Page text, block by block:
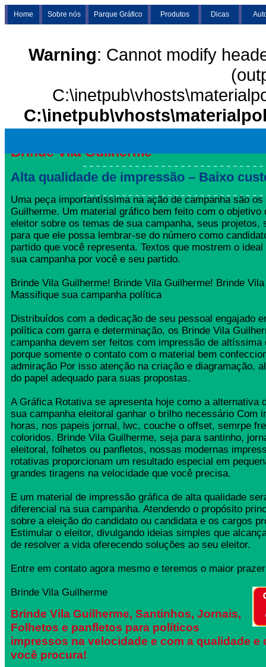
Home Sobre nós Parque Gráfico Produtos Dicas
Warning: Cannot modify
Brinde Vila Guilherme
Alta qualidade de impressão – Baixo
Uma peça importantíssima na ação de campanha são
Guilherme. Um material gráfico bem feito com o objetivo
eleitor sobre os temas de sua campanha, seus projetos,
para que ele possa lembrar-se do número como
partido que você representa. Textos que mostrem o ideal
sua campanha por você e seu partido.
Brinde Vila Guilherme! Brinde Vila Guilherme! Brinde
Massifique sua campanha política
Distribuídos com a dedicação de seu pessoal engajado
política com garra e determinação, os Brinde Vila
campanha devem ser feitos com impressão de altíssima
porque somente o contato com o material bem
admiração Por isso atenção na criação e diagramação,
do papel adequado para suas propostas.
A Gráfica Rotativa se apresenta hoje como a alternativa
sua campanha eleitoral ganhar o brilho necessário Com
horas, nos papeis jornal, lwc, couche o offset, semrpe
coloridos. Brinde Vila Guilherme, seja para santinho,
eleitoral, folhetos ou panfletos, nossas modernas
rotativas proporcionam um resultado especial em
grandes tiragens na velocidade que você precisa.
E um material de impressão gráfica de alta qualidade
diferencial na sua campanha. Atendendo o propósito
sobre a eleição do candidato ou candidata e os cargos
Estimular o eleitor, divulgando ideias simples que
de resolver a vida oferecendo soluções ao seu eleitor.
Entre em contato agora mesmo e teremos o maior
Brinde Vila Guilherme
Brinde Vila Guilherme, Santinhos, Jornais,
Folhetos e panfletos para políticos
impressos na velocidade e com a qualidade e
você procura!